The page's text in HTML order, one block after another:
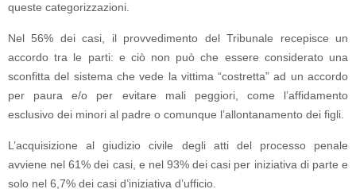
queste categorizzazioni.
Nel 56% dei casi, il provvedimento del Tribunale recepisce un
accordo tra le parti: e ciò non può che essere considerato una
sconfitta del sistema che vede la vittima “costretta” ad un accordo
per paura e/o per evitare mali peggiori, come l’affidamento
esclusivo dei minori al padre o comunque l’allontanamento dei figli.
L’acquisizione al giudizio civile degli atti del processo penale
avviene nel 61% dei casi, e nel 93% dei casi per iniziativa di parte e
solo nel 6,7% dei casi d’iniziativa d’ufficio.